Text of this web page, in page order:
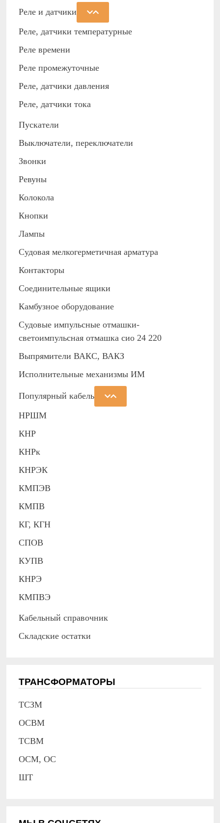
Реле и датчики
Реле, датчики температурные
Реле времени
Реле промежуточные
Реле, датчики давления
Реле, датчики тока
Пускатели
Выключатели, переключатели
Звонки
Ревуны
Колокола
Кнопки
Лампы
Судовая мелкогерметичная арматура
Контакторы
Соединительные ящики
Камбузное оборудование
Судовые импульсные отмашки-
светоимпульсная отмашка сио 24 220
Выпрямители ВАКС, ВАКЗ
Исполнительные механизмы ИМ
Популярный кабель
НРШМ
КНР
КНРк
КНРЭК
КМПЭВ
КМПВ
КГ, КГН
СПОВ
КУПВ
КНРЭ
КМПВЭ
Кабельный справочник
Складские остатки
ТРАНСФОРМАТОРЫ
ТСЗМ
ОСВМ
ТСВМ
ОСМ, ОС
ШТ